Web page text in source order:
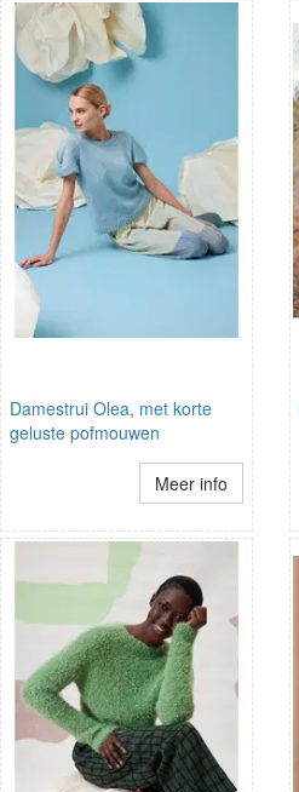
Damestrui Olea, met korte
geluste pofmouwen
Meer info